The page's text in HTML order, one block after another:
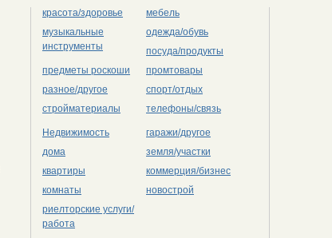
красота/здоровье
мебель
музыкальные
инструменты
одежда/обувь
посуда/продукты
предметы роскоши
промтовары
разное/другое
спорт/отдых
стройматериалы
телефоны/связь
Недвижимость
гаражи/другое
дома
земля/участки
квартиры
коммерция/бизнес
комнаты
новострой
риелторские услуги/
работа